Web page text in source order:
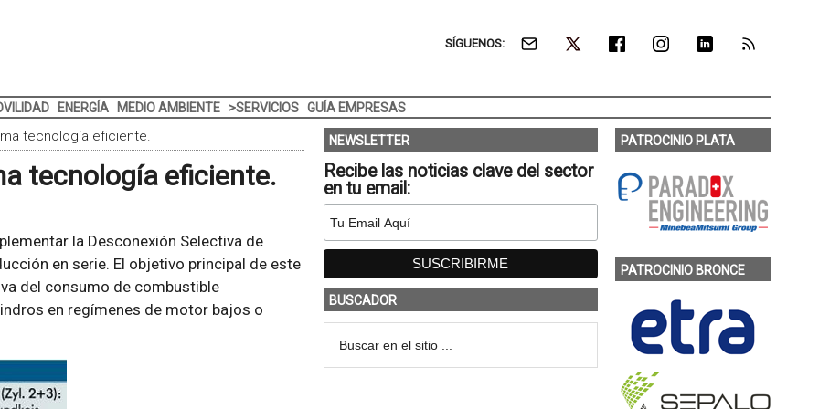
SÍGUENOS:
ENERGÍA MEDIO AMBIENTE >SERVICIOS GUÍA EMPRESAS
tecnología eficiente.
tecnología eficiente.
la Desconexión Selectiva de
en serie. El objetivo principal de este
del consumo de combustible
en regímenes de motor bajos o
NEWSLETTER
Recibe las noticias clave del sector
en tu email:
BUSCADOR
PATROCINIO PLATA
PATROCINIO BRONCE